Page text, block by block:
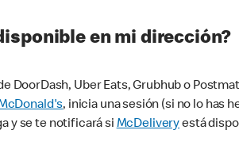
en mi dirección?
Uber Eats, Grubhub o
, inicia una sesión (si no lo has
y se te notificará si McDeliveryestá